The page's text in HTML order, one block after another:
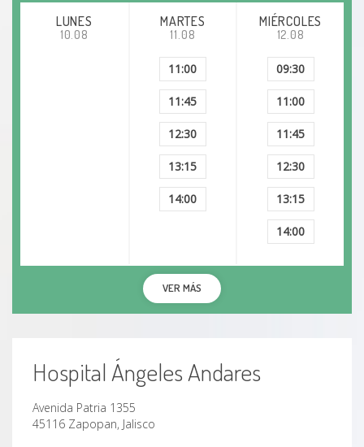
LUNES
10.08
MARTES
11.08
11:00
11:45
12:30
13:15
14:00
MIÉRCOLES
12.08
09:30
11:00
11:45
12:30
13:15
14:00
VER MÁS
Hospital Ángeles Andares
Avenida Patria 1355
45116 Zapopan, Jalisco